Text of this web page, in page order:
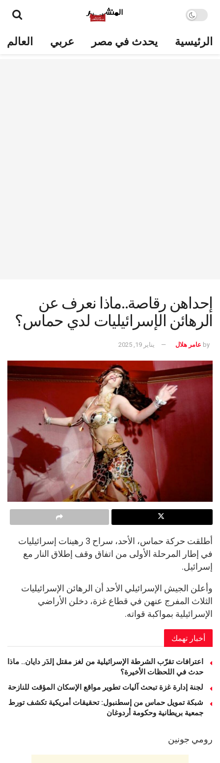
الرئيسية يحدث في مصر عربي العالم
إحداهن رقاصة..ماذا نعرف عن
الرهائن الإسرائيليات لدي حماس؟
by عامر هلال يناير 19, 2025
أطلقت حركة حماس، الأحد، سراح 3 رهينات إسرائيليات
في إطار المرحلة الأولى من اتفاق وقف إطلاق النار مع
إسرائيل.
وأعلن الجيش الإسرائيلي الأحد أن الرهائن الإسرائيليات
الثلاث المفرج عنهن في قطاع غزة، دخلن الأراضي
الإسرائيلية بمواكبة قواته.
أخبار تهمك
اعترافات تقرّب الشرطة الإسرائيلية من لغز مقتل إلدَر دايان.. ماذا
حدث في اللحظات الأخيرة؟
لجنة إدارة غزة تبحث آليات تطوير مواقع الإسكان المؤقت للنازحة
شبكة تمويل حماس من إسطنبول: تحقيقات أمريكية تكشف تورط
جمعية بريطانية وحكومة أردوغان
رومي جونين